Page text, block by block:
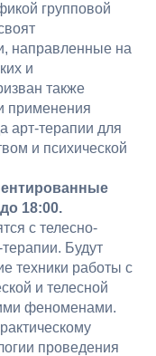
групповой
направленные на
и
также
применения
арт-терапии для
и психической
18:00.
с телесно-
Будут
техники работы с
и телесной
феноменами.
проведения